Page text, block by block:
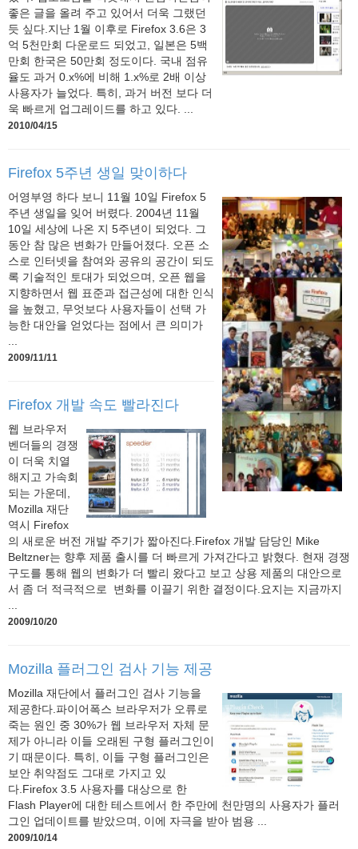
좋은 글을 올려 주고 있어서 더욱 그랬던
듯 싶다.지난 1월 이후로 Firefox 3.6은 3
억 5천만회 다운로드 되었고, 일본은 5백
만회 한국은 50만회 정도이다. 국내 점유
율도 과거 0.x%에 비해 1.x%로 2배 이상
사용자가 늘었다. 특히, 과거 버전 보다 더
욱 빠르게 업그레이드를 하고 있다. ...
2010/04/15
Firefox 5주년 생일 맞이하다
어영부영 하다 보니 11월 10일 Firefox 5
주년 생일을 잊어 버렸다. 2004년 11월
10일 세상에 나온 지 5주년이 되었다. 그
동안 참 많은 변화가 만들어졌다. 오픈 소
스로 인터넷을 참여와 공유의 공간이 되도
록 기술적인 토대가 되었으며, 오픈 웹을
지향하면서 웹 표준과 접근성에 대한 인식
을 높혔고, 무엇보다 사용자들이 선택 가
능한 대안을 얻었다는 점에서 큰 의미가
2009/11/11
Firefox 개발 속도 빨라진다
웹 브라우저
벤더들의 경쟁
이 더욱 치열
해지고 가속회
되는 가운데,
Mozilla 재단
역시 Firefox
의 새로운 버전 개발 주기가 짧아진다.Firefox 개발 담당인 Mike
Beltzner는 향후 제품 출시를 더 빠르게 가져간다고 밝혔다. 현재 경쟁
구도를 통해 웹의 변화가 더 빨리 왔다고 보고 상용 제품의 대안으로
서 좀 더 적극적으로 변화를 이끌기 위한 결정이다.요지는 지금까지
2009/10/20
Mozilla 플러그인 검사 기능 제공
Mozilla 재단에서 플러그인 검사 기능을
제공한다.파이어폭스 브라우저가 오류로
죽는 원인 중 30%가 웹 브라우저 자체 문
제가 아니라 이들 오래된 구형 플러그인이
기 때문이다. 특히, 이들 구형 플러그인은
보안 취약점도 그대로 가지고 있
다.Firefox 3.5 사용자를 대상으로 한
Flash Player에 대한 테스트에서 한 주만에 천만명의 사용자가 플러
그인 업데이트를 받았으며, 이에 자극을 받아 범용 ...
2009/10/14